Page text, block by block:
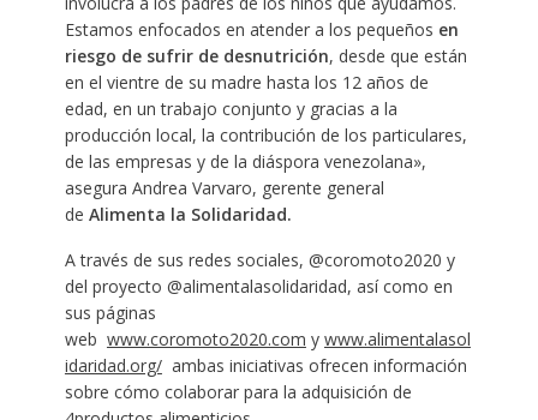
Estamos enfocados en atender a los pequeños en
riesgo de sufrir de desnutrición, desde que están
en el vientre de su madre hasta los 12 años de
edad, en un trabajo conjunto y gracias a la
producción local, la contribución de los particulares,
de las empresas y de la diáspora venezolana»,
asegura Andrea Varvaro, gerente general
de Alimenta la Solidaridad.
A través de sus redes sociales, @coromoto2020 y
del proyecto @alimentalasolidaridad, así como en
sus páginas
web www.coromoto2020.com y www.alimentalasol
idaridad.org/ambas iniciativas ofrecen información
sobre cómo colaborar para la adquisición de